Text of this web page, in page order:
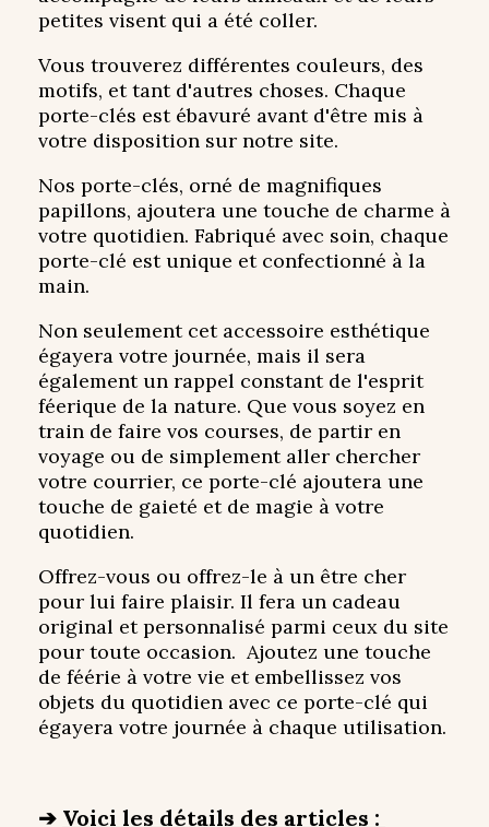
petites visent qui a été coller.
Vous trouverez différentes couleurs, des
motifs, et tant d'autres choses. Chaque
porte-clés est ébavuré avant d'être mis à
votre disposition sur notre site.
Nos porte-clés, orné de magnifiques
papillons, ajoutera une touche de charme à
votre quotidien. Fabriqué avec soin, chaque
porte-clé est unique et confectionné à la
main.
Non seulement cet accessoire esthétique
égayera votre journée, mais il sera
également un rappel constant de l'esprit
féerique de la nature. Que vous soyez en
train de faire vos courses, de partir en
voyage ou de simplement aller chercher
votre courrier, ce porte-clé ajoutera une
touche de gaieté et de magie à votre
quotidien.
Offrez-vous ou offrez-le à un être cher
pour lui faire plaisir. Il fera un cadeau
original et personnalisé parmi ceux du site
pour toute occasion. Ajoutez une touche
de féérie à votre vie et embellissez vos
objets du quotidien avec ce porte-clé qui
égayera votre journée à chaque utilisation.
➔ Voici les détails des articles :